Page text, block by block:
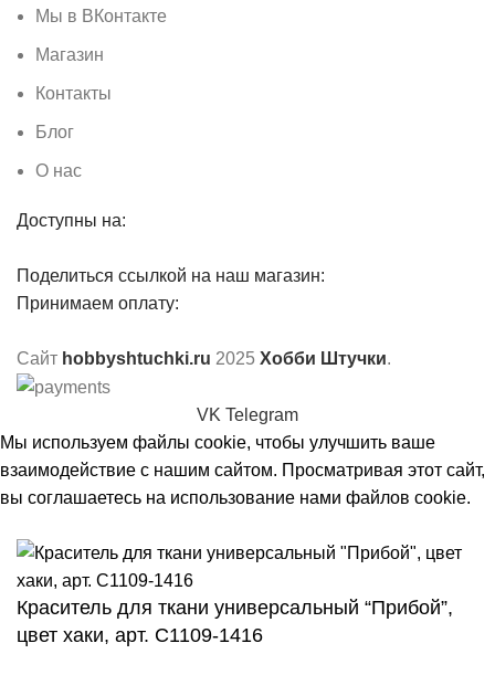
Мы в ВКонтакте
Магазин
Контакты
Блог
О нас
Доступны на:
Поделиться ссылкой на наш магазин:
Принимаем оплату:
Сайт hobbyshtuchki.ru 2025 Хобби Штучки.
VK Telegram
Мы используем файлы cookie, чтобы улучшить ваше
взаимодействие с нашим сайтом. Просматривая этот сайт,
вы соглашаетесь на использование нами файлов cookie.
Краситель для ткани универсальный “Прибой”,
цвет хаки, арт. С1109-1416